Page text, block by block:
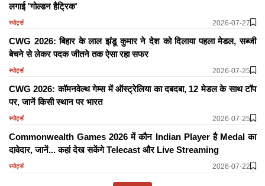
लगाई 'गोल्डन हैट्रिक'
स्पोर्ट्स 2026-07-27
CWG 2026: बिहार के लाल झंडू कुमार ने देश को दिलाया पहला मेडल, सब्जी
बेचने से लेकर पदक जीतने तक ऐसा रहा सफर
स्पोर्ट्स 2026-07-25
CWG 2026: कॉमनवेल्थ गेम्स में ऑस्ट्रेलिया का दबदबा, 12 मेडल के साथ टॉप
पर, जानें किसी स्थान पर भारत
स्पोर्ट्स 2026-07-25
Commonwealth Games 2026 में कौन Indian Player है Medal का
दावेदार, जानें... कहां देख सकेंगे Telecast और Live Streaming
स्पोर्ट्स 2026-07-22